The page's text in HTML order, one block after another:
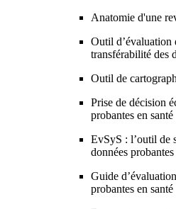
Anatomie d'une
Outil d’évaluation
transférabilité des
Outil de
Prise de décision
probantes en
EvSyS : l’outil de
données
Guide
probantes en